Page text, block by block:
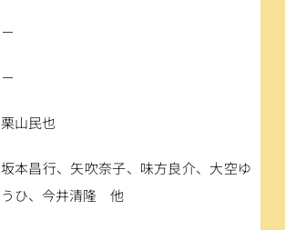
－
－
栗山民也
坂本昌行、矢吹奈子、味方良介、大空ゆ
うひ、今井清隆　他